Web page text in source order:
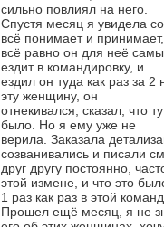
сильно повлиял на него.
Спустя месяц я увидела
всё понимает и
всё равно он для неё
ездит в командировку, и
ездил он туда как раз за
эту женщину, он
отнекивался, сказал, что
было. Но я ему уже не
верила. Заказала
созванивались и писали
друг другу постоянно,
этой измене, и что это
1 раз как раз в этой
Прошел ещё месяц, я не